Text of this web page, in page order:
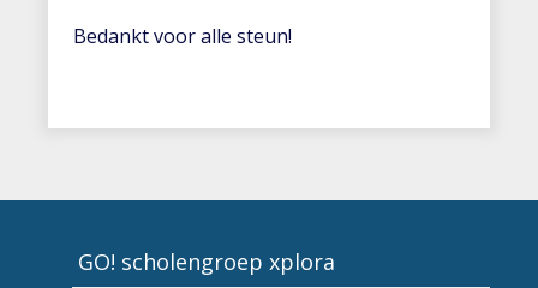
Bedankt voor alle steun!
GO! scholengroep xplora